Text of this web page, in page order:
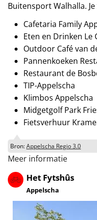
Buitensport Walhalla.
Cafetaria Family
Eten en Drinken Le
Outdoor Café van
Pannenkoeken
Restaurant de
TIP-Appelscha
Klimbos Appelscha
Midgetgolf Park
Fietsverhuur
Bron:Appelscha Regio 3.0
Meer informatie
Het Fytshûs
Appelscha